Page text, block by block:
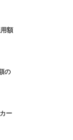
額
の
ー